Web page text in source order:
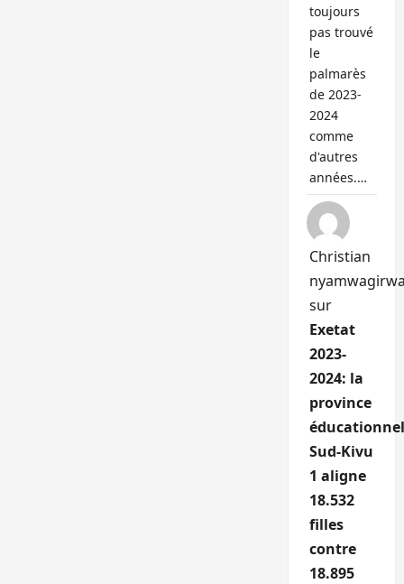
toujours
pas trouvé
le
palmarès
de 2023-
2024
comme
d'autres
années.…
Christian
sur
Exetat
2023-
2024: la
province
Sud-Kivu
1 aligne
18.532
filles
contre
18.895